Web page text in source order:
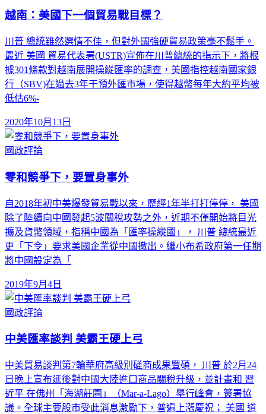
越南：美國下一個貿易戰目標？
川普 總統雖然選情不佳，但對外國強硬貿易政策毫不鬆手。
最近 美國 貿易代表署(USTR)宣佈在川普總統的指示下，將根
據301條款對越南展開操緃匯率的調查，美國指控越南國家銀
行（SBV)在過去3年干預外匯市場，使得越幣每年大約平均被
低估6%-
2020年10月13日
國政評論
零和競爭下，要置身事外
自2018年初中美爆發貿易戰以來，歷經1年半打打停停， 美國
除了陸續向中國發起5波關稅攻勢之外，近期不僅開始將目光
擴及貨幣領域，指稱中國為「匯率操縱國」， 川普 總統最近
更「下令」要求美國企業從中國撤出。繼小布希政府第一任期
將中國設定為「
2019年9月4日
國政評論
中美匯率談判 美霸王硬上弓
中美貿易談判第7輪華府高級別磋商成果豐碩， 川普 於2月24
日晚上宣布延後對中國大陸進口商品關稅升級，並計畫和 習
近平 在佛州「海湖莊園」（Mar-a-Lago）舉行峰會，簽署協
議。全球主要股市受此消息激勵下，普遍上漲慶祝； 美國 道